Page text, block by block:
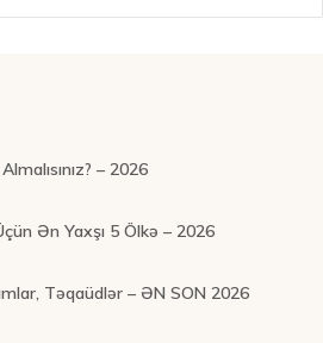
– 2026
Ən Yaxşı 5 Ölkə – 2026
Təqaüdlər – ƏN SON 2026